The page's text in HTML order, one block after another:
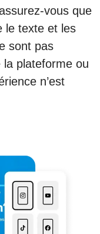
vous que
le texte et les
sont pas
plateforme ou
n’est